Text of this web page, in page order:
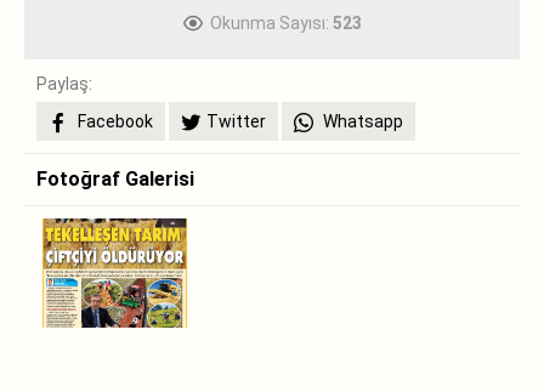
Okunma Sayısı: 523
Paylaş:
Facebook
Twitter Whatsapp
Fotoğraf Galerisi